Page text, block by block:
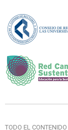
TODO EL